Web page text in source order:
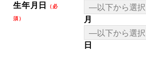
生年月日 （必
須） 月
日